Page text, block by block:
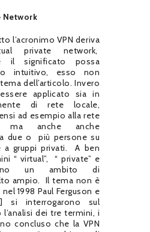
Network
l’acronimo VPN deriva
private network,
il significato possa
intuitivo, esso non
dell’articolo. Invero
applicato sia in
di rete locale,
ad esempio alla rete
ma anche anche
due o
più persone su
gruppi privati.
A ben
“ virtual”,
“ private” e
un ambito di
ampio.
Il tema non è
1998 Paul Ferguson e
si interrogarono sul
l’analisi dei tre termini, i
concluso che la VPN